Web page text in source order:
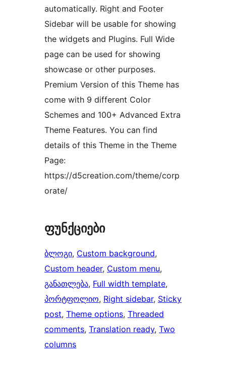
automatically. Right and Footer
Sidebar will be usable for showing
the widgets and Plugins. Full Wide
page can be used for showing
showcase or other purposes.
Premium Version of this Theme has
come with 9 different Color
Schemes and 100+ Advanced Extra
Theme Features. You can find
details of this Theme in the Theme
Page:
https://d5creation.com/theme/corp
orate/
ფუნქციები
ბლოგი, Custom background
Custom header, Custom menu
განათლება, Full width template
პორტფოლიო, Right sidebar, Sticky
post, Theme options, Threaded
comments, Translation ready, Two
columns